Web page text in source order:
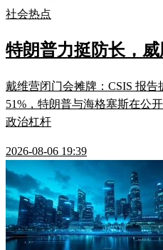
社会热点
特朗普力挺防长，
戴维营闭门会摊牌：CSIS 报
51%，特朗普与海格塞斯在公
政治杠杆
2026-08-06 19:39